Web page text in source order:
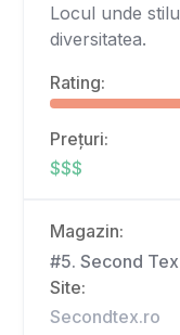
Locul unde
diversitatea.
Rating:
Prețuri:
$$$
Magazin:
#5. Second Tex
Site:
Secondtex.ro